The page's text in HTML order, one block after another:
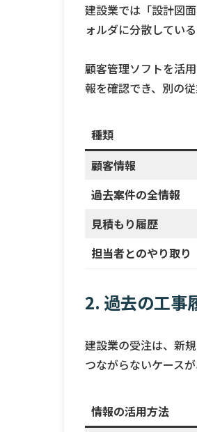
建設業では「設計図
ォルダに分散してい
顧客管理ソフトを活
報を確認でき、別の
種類
顧客情報
過去案件の全情報
見積もり履歴
担当者とのやり取り
2. 過去の工事
建設業の受注は、新
つながらないケース
情報の活用方法